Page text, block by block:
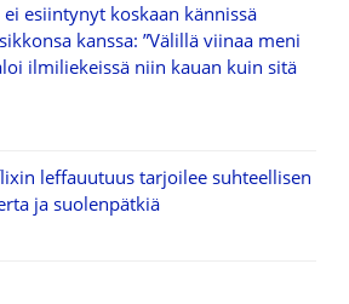
esiintynyt koskaan kännissä
kanssa: ”Välillä viinaa meni
ilmiliekeissä niin kauan kuin sitä
leffauutuus tarjoilee suhteellisen
ja suolenpätkiä